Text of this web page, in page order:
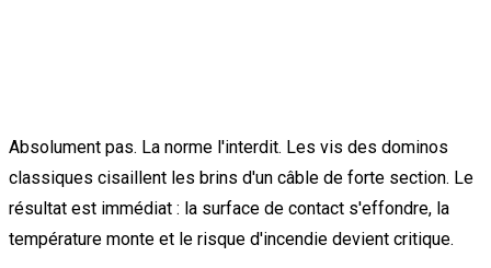
Absolument pas. La norme l'interdit. Les vis des dominos
classiques cisaillent les brins d'un câble de forte section. Le
résultat est immédiat : la surface de contact s'effondre, la
température monte et le risque d'incendie devient critique.